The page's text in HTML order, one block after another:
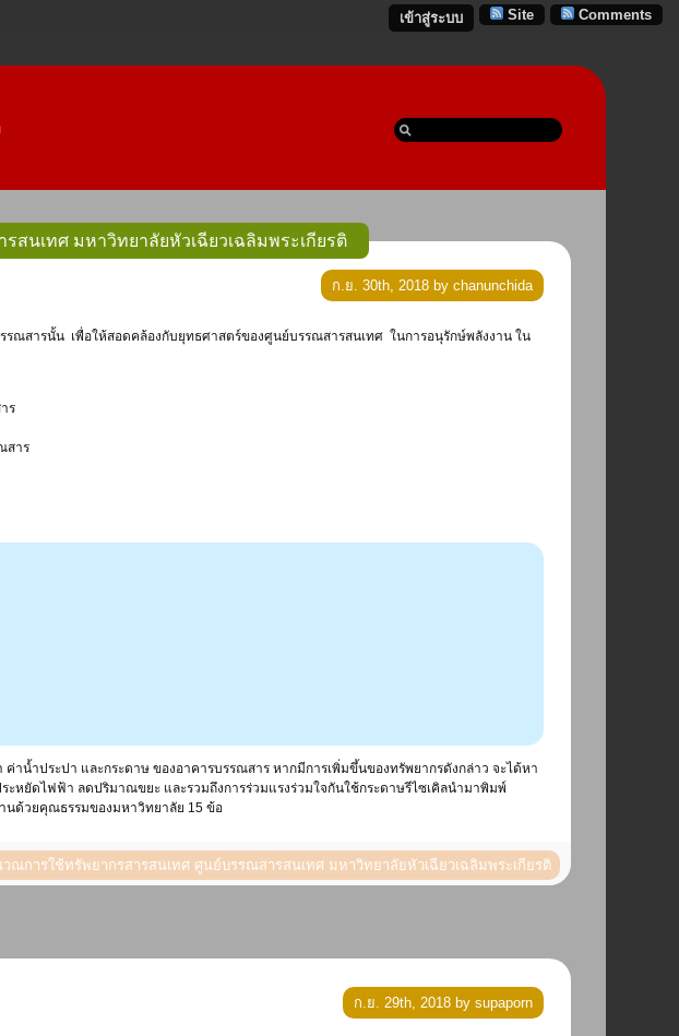
Comments
Site
เข้าสู่ระบบ
นเทศ มหาวิทยาลัยหัวเฉียวเฉลิมพระเกียรติ
ก.ย. 30th, 2018 by chanunchida
ร
สาร
น้ำประปา และกระดาษ ของอาคารบรรณสาร หากมีการเพิ่มขึ้นของทรัพยากรดังกล่าว จะได้หา
หยัดไฟฟ้า ลดปริมาณขยะ และรวมถึงการร่วมแรงร่วมใจกันใช้กระดาษรีไซเคิลนำมาพิมพ์
นด้วยคุณธรรมของมหาวิทยาลัย 15 ข้อ
ณการใช้ทรัพยากรสารสนเทศ ศูนย์บรรณสารสนเทศ มหาวิทยาลัยหัวเฉียวเฉลิมพระเกียรติ
ก.ย. 29th, 2018 by supaporn